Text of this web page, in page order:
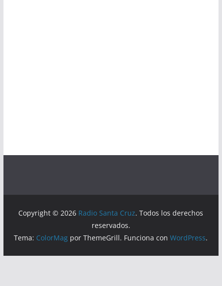
Copyright © 2026 Radio Santa Cruz. Todos los derechos
reservados.
Tema: ColorMag por ThemeGrill. Funciona conWordPress.